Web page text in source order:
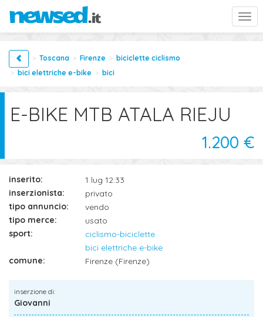
Toscana Firenze
biciclette ciclismo
bici elettriche e-bike
bici
E-BIKE MTB ATALA RIEJU
1.200 €
inserito:
1 lug 12:33
inserzionista:
privato
tipo annuncio:
vendo
tipo merce:
usato
sport:
ciclismo-biciclette
bici elettriche e-bike
comune:
Firenze (Firenze)
inserzione di:
Giovanni